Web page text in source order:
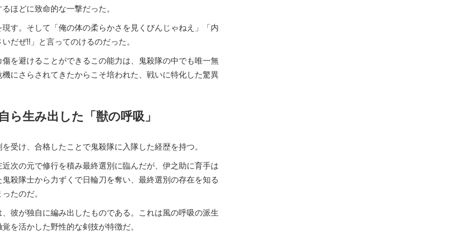
ほどに致命的な一撃だった。
す。そして「俺の体の柔らかさを見くびんじゃねえ」「内
だぜ!!」と言ってのけるのだった。
を避けることができるこの能力は、鬼殺隊の中でも唯一無
にさらされてきたからこそ培われた、戦いに特化した驚異
ら生み出した「獣の呼吸」
受け、合格したことで鬼殺隊に入隊した経歴を持つ。
次の元で修行を積み最終選別に臨んだが、伊之助に育手は
殺隊士から力ずくで日輪刀を奪い、最終選別の存在を知る
たのだ。
彼が独自に編み出したものである。これは風の呼吸の派生
を活かした野性的な剣技が特徴だ。